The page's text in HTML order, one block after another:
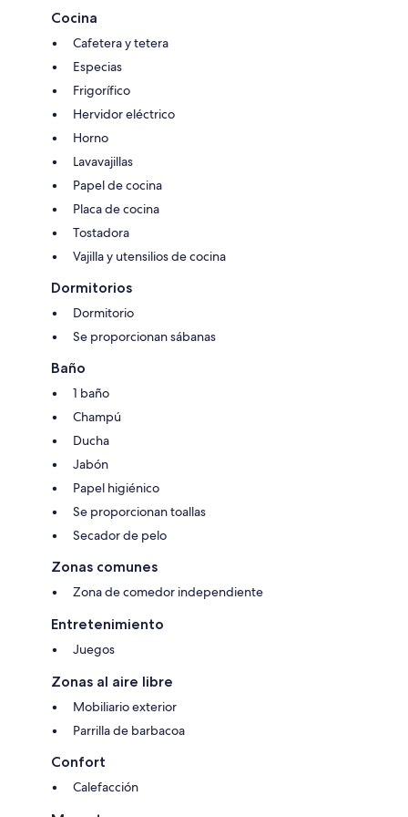
Cocina
Cafetera y tetera
Especias
Frigorífico
Hervidor eléctrico
Horno
Lavavajillas
Papel de cocina
Placa de cocina
Tostadora
Vajilla y utensilios de cocina
Dormitorios
Dormitorio
Se proporcionan sábanas
Baño
1 baño
Champú
Ducha
Jabón
Papel higiénico
Se proporcionan toallas
Secador de pelo
Zonas comunes
Zona de comedor independiente
Entretenimiento
Juegos
Zonas al aire libre
Mobiliario exterior
Parrilla de barbacoa
Confort
Calefacción